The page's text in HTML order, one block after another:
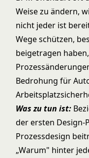
Weise zu ändern,
nicht jeder ist
Wege schützen,
beigetragen
Bedrohung für
Was zu tun ist:
der ersten Design-
Prozessdesign
„Warum" hinter